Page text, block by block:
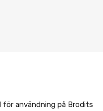
för användning på Brodits